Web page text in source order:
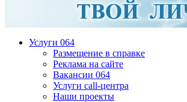
Услуги 064
Размещение в справке
Реклама на сайте
Вакансии 064
Услуги call-центра
Наши проекты